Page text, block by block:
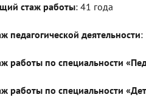
стаж работы: 41 года
педагогической деятельности:
работы по специальности
работы по специальности